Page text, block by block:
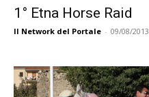
1° Etna Horse Raid
Il Network del Portale - 09/08/2013